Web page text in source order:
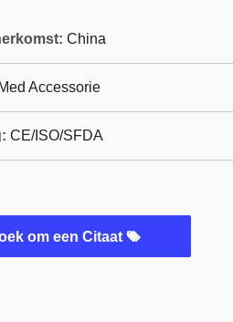
China
Med Accessorie
CE/ISO/SFDA
om een Citaat